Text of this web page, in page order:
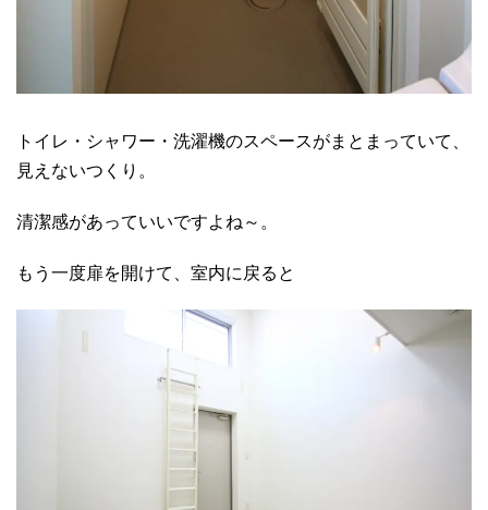
トイレ・シャワー・洗濯機のスペースがまとまっていて、
見えないつくり。
清潔感があっていいですよね～。
もう一度扉を開けて、室内に戻ると